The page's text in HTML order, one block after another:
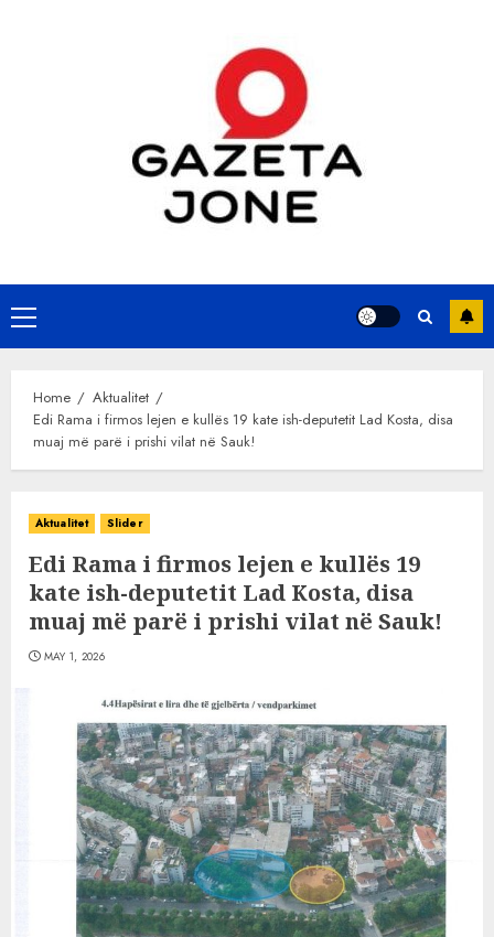
Primary
Menu
Home
Aktualitet
Edi Rama i firmos lejen e kullës 19 kate ish-deputetit Lad Kosta, disa
muaj më parë i prishi vilat në Sauk!
Aktualitet Slider
Edi Rama i firmos lejen e kullës 19
kate ish-deputetit Lad Kosta, disa
muaj më parë i prishi vilat në Sauk!
MAY 1, 2026